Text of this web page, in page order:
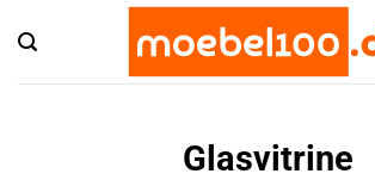
Inhalt
Glasvitrine